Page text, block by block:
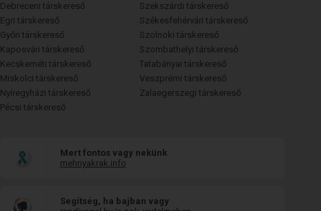
Debreceni társkereső
Egri társkereső
Győri társkereső
Kaposvári társkereső
Kecskeméti társkereső
Miskolci társkereső
Nyíregyházi társkereső
Pécsi társkereső
Szekszárdi társkereső
Székesfehérvári társkereső
Szolnoki társkereső
Szombathelyi társkereső
Tatabányai társkereső
Veszprémi társkereső
Zalaegerszegi társkereső
Mert fontos vagy nekünk
mehnyakrak.info
Segítség, ha bajban vagy